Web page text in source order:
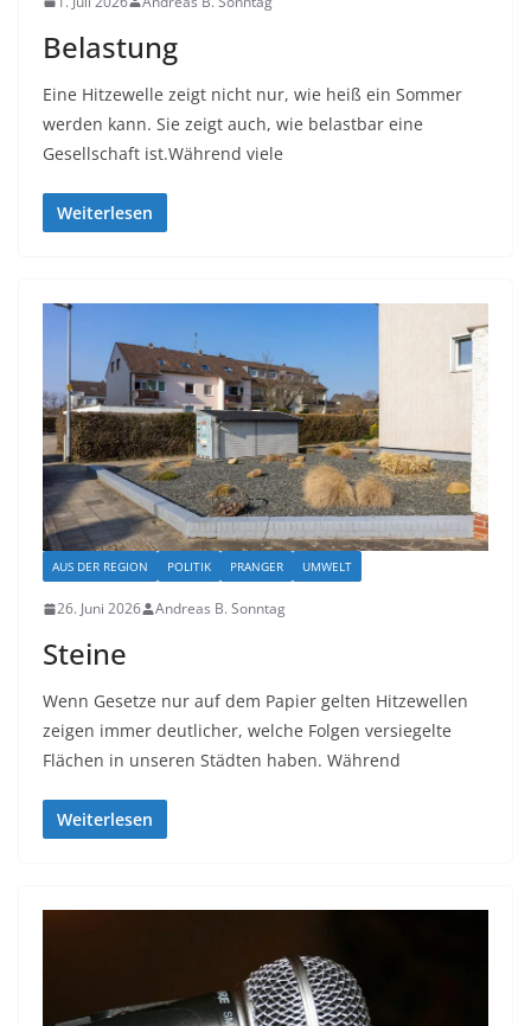
Belastung
Eine Hitzewelle zeigt nicht nur, wie heiß ein Sommer
werden kann. Sie zeigt auch, wie belastbar eine
Gesellschaft ist.Während viele
Weiterlesen
AUS DER REGION POLITIK PRANGER UMWELT
26. Juni 2026 Andreas B. Sonntag
Steine
Wenn Gesetze nur auf dem Papier gelten Hitzewellen
zeigen immer deutlicher, welche Folgen versiegelte
Flächen in unseren Städten haben. Während
Weiterlesen